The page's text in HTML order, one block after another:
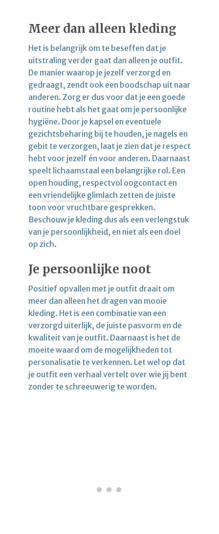
Meer dan alleen kleding
Het is belangrijk om te beseffen dat je
uitstraling verder gaat dan alleen je outfit.
De manier waarop je jezelf verzorgd en
gedraagt, zendt ook een boodschap uit naar
anderen. Zorg er dus voor dat je een goede
routine hebt als het gaat om je persoonlijke
hygiëne. Door je kapsel en eventuele
gezichtsbeharing bij te houden, je nagels en
gebit te verzorgen, laat je zien dat je respect
hebt voor jezelf én voor anderen. Daarnaast
speelt lichaamstaal een belangrijke rol. Een
open houding, respectvol oogcontact en
een vriendelijke glimlach zetten de juiste
toon voor vruchtbare gesprekken.
Beschouw je kleding dus als een verlengstuk
van je persoonlijkheid, en niet als een doel
op zich.
Je persoonlijke noot
Positief opvallen met je outfit draait om
meer dan alleen het dragen van mooie
kleding. Het is een combinatie van een
verzorgd uiterlijk, de juiste pasvorm en de
kwaliteit van je outfit. Daarnaast is het de
moeite waard om de mogelijkheden tot
personalisatie te verkennen. Let wel op dat
je outfit een verhaal vertelt over wie jij bent
zonder te schreeuwerig te worden.